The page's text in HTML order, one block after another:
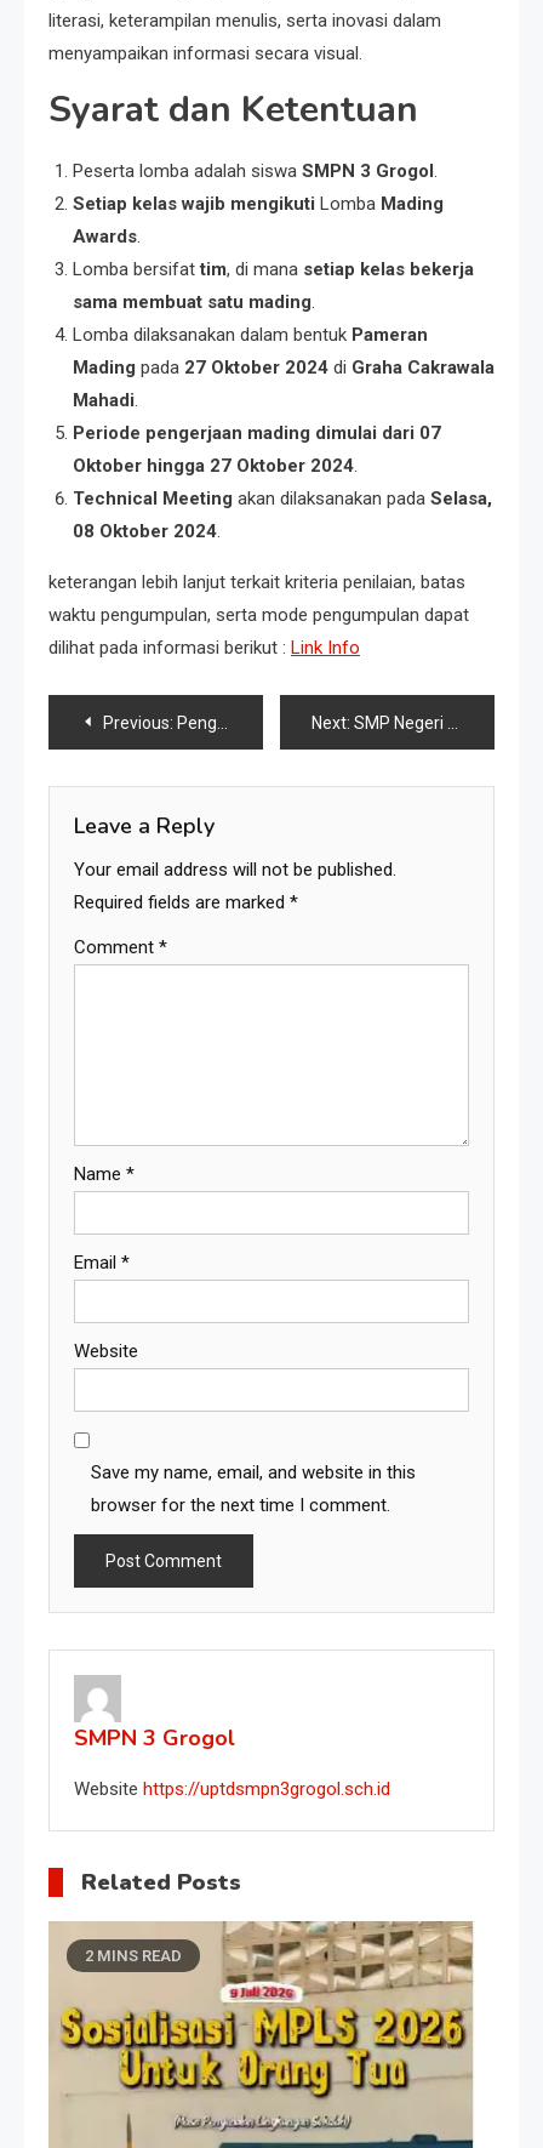
literasi, keterampilan menulis, serta inovasi dalam
menyampaikan informasi secara visual.
Syarat dan Ketentuan
Peserta lomba adalah siswa SMPN 3 Grogol.
Setiap kelas wajib mengikuti Lomba Mading
Awards.
Lomba bersifattim, di mana setiap kelas bekerja
sama membuat satu mading.
Lomba dilaksanakan dalam bentuk Pameran
Mading pada 27 Oktober 2024 di Graha Cakrawala
Mahadi.
Periode pengerjaan mading dimulai dari 07
Oktober hingga 27 Oktober 2024.
Technical Meeting akan dilaksanakan pada Selasa,
08 Oktober 2024.
keterangan lebih lanjut terkait kriteria penilaian, batas
waktu pengumpulan, serta mode pengumpulan dapat
dilihat pada informasi berikut : Link Info
Previous: Pengumuman Lomba Baca Puisi Next: SMP Negeri 3 Grogol Bangga Menjadi Inspirasi: Kunjungan Dewan Pendidikan Kabupaten Maros Disambut dengan Keindahan Seni dan Budaya
Leave a Reply
Your email address will not be published.
Required fields are marked *
Comment *
Name *
Email *
Website
Save my name, email, and website in this
browser for the next time I comment.
SMPN 3 Grogol
Website https://uptdsmpn3grogol.sch.id
Related Posts
2 MINS READ